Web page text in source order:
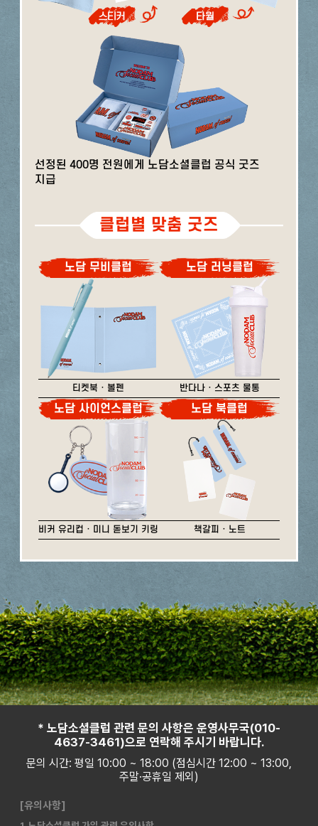
선정된 400명 전원에게 노담소셜클럽 공식 굿즈
지급
클럽별 맞춤 굿즈
노담 무비클럽
티켓북 · 볼펜
노담 러닝클럽
반다나 · 스포츠 물통
노담 사이언스클럽
비커 유리컵 · 미니 돋보기 키링
노담 북클럽
책갈피 · 노트
* 노담소셜클럽 관련 문의 사항은 운영사무국(010-
4637-3461)으로 연락해 주시기 바랍니다.
문의 시간: 평일 10:00 ~ 18:00 (점심시간 12:00 ~ 13:00,
주말·공휴일 제외)
[유의사항]